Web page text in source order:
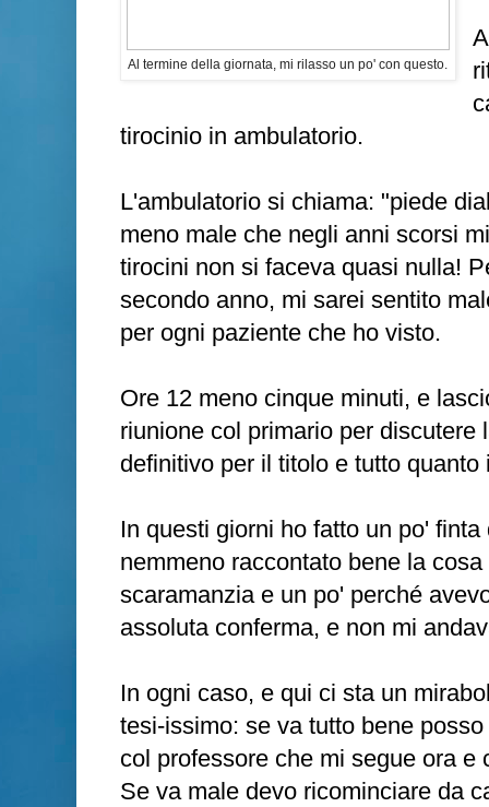
Al termine della giornata, mi rilasso un po' con questo.
tirocinio in ambulatorio.
L'ambulatorio si chiama: "piede
meno male che negli anni scorsi
tirocini non si faceva quasi nulla!
secondo anno, mi sarei sentito
per ogni paziente che ho visto.
Ore 12 meno cinque minuti, e
riunione col primario per discutere
definitivo per il titolo e tutto quanto
In questi giorni ho fatto un po'
nemmeno raccontato bene la
scaramanzia e un po' perché
assoluta conferma, e non mi
In ogni caso, e qui ci sta un
tesi-issimo: se va tutto bene
col professore che mi segue ora
Se va male devo ricominciare da